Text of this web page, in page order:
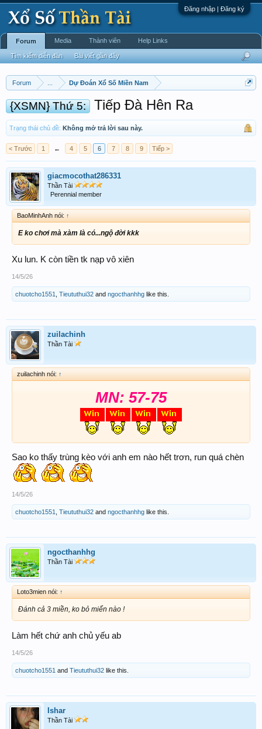
Đăng nhập | Đăng ký
Forum Dự Đoán Xổ Số Miền Nam
{XSMN} Thứ 5: Tiếp Đà Hên Ra
Trạng thái chủ đề: Không mở trả lời sau này.
< Trước 1 ← 4 5 6 7 8 9 Tiếp >
giacmocothat286331
Thần Tài
Perennial member
BaoMinhAnh nói: ↑
E ko chơi mà xàm là có...ngộ đời kkk
Xu lun. K còn tiền tk nạp vô xiên
14/5/26
chuotcho1551 Tieututhui32 and ngocthanhhg like this.
zuilachinh
Thần Tài
zuilachinh nói: ↑
MN: 57-75
Sao ko thấy trùng kèo với anh em nào hết trơn, run quá chèn
14/5/26
chuotcho1551 Tieututhui32 and ngocthanhhg like this.
ngocthanhhg
Thần Tài
Loto3mien nói: ↑
Đánh cả 3 miền, ko bỏ miển nào !
Làm hết chứ anh chủ yếu ab
14/5/26
chuotcho1551 and Tieututhui32 like this.
Ishar
Thần Tài
Forum
Tìm kiếm diễn đàn Bài viết gần đây
Media Thành viên Help Links